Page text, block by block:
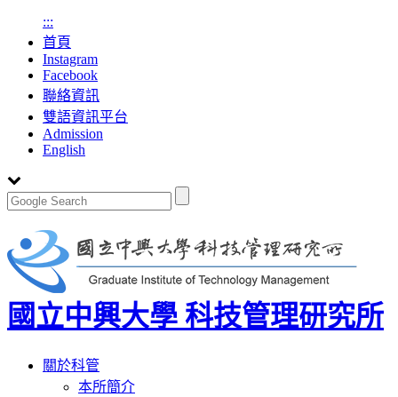
:::
首頁
Instagram
Facebook
聯絡資訊
雙語資訊平台
Admission
English
國立中興大學 科技管理研究所
Toggle
navigation
關於科管
本所簡介